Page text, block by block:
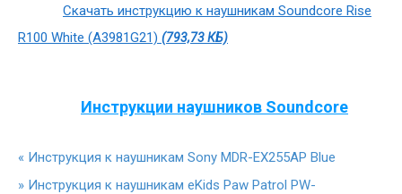
Скачать инструкцию к наушникам Soundcore Rise
R100 White (A3981G21) (793,73 КБ)
Инструкции наушников Soundcore
« Инструкция к наушникам Sony MDR-EX255AP Blue
» Инструкция к наушникам eKids Paw Patrol PW-